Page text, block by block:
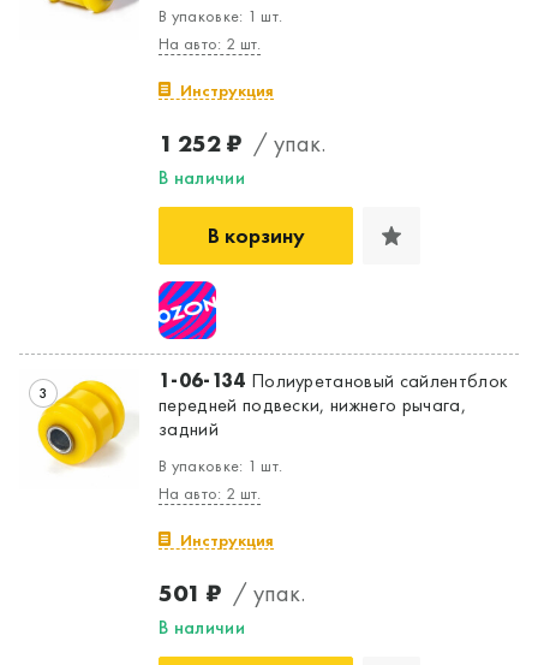
В упаковке: 1 шт.
На авто: 2 шт.
Инструкция
1 252 ₽ / упак.
В наличии
В корзину
3 1-06-134 Полиуретановый сайлентблок
передней подвески, нижнего рычага,
задний
В упаковке: 1 шт.
На авто: 2 шт.
Инструкция
501 ₽ / упак.
В наличии